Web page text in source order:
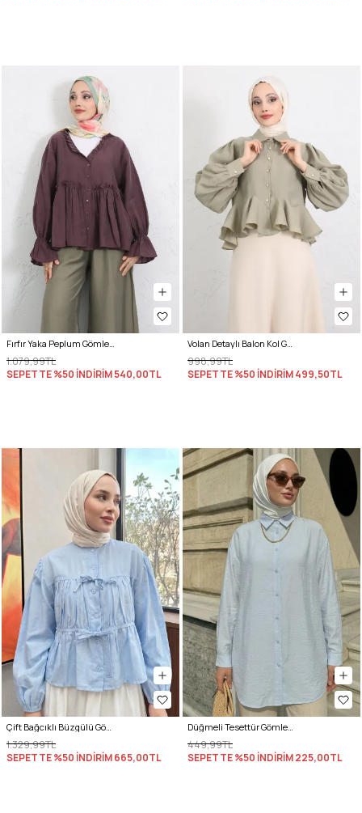
Fırfır Yaka Peplum Gömlek Y0107 - MÜRDÜM
1.079,99TL
SEPETTE %50 İNDİRİM540,00TL
Volan Detaylı Balon Kol Gömlek Y0095 - AÇIK HAKİ
998,99TL
SEPETTE %50 İNDİRİM499,50TL
1.329,99TL
SEPETTE %50 İNDİRİM665,00TL
449,99TL
SEPETTE %50 İNDİRİM225,00TL